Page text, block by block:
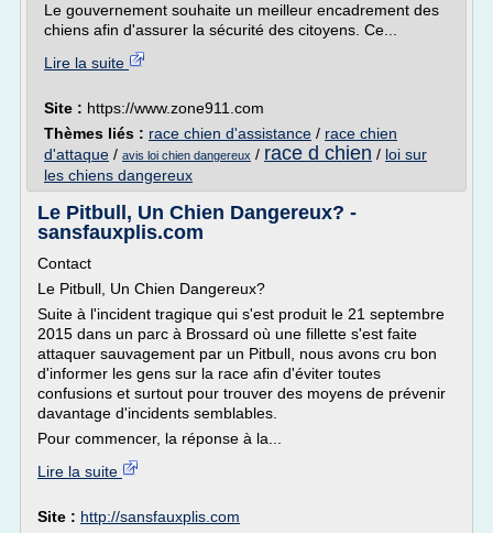
Le gouvernement souhaite un meilleur encadrement des
chiens afin d'assurer la sécurité des citoyens. Ce...
Lire la suite
Site : https://www.zone911.com
Thèmes liés : race chien d'assistance / race chien
d'attaque / avis loi chien dangereux / race d chien / loi sur
les chiens dangereux
Le Pitbull, Un Chien Dangereux? -
sansfauxplis.com
Contact
Le Pitbull, Un Chien Dangereux?
Suite à l'incident tragique qui s'est produit le 21 septembre
2015 dans un parc à Brossard où une fillette s'est faite
attaquer sauvagement par un Pitbull, nous avons cru bon
d'informer les gens sur la race afin d'éviter toutes
confusions et surtout pour trouver des moyens de prévenir
davantage d'incidents semblables.
Pour commencer, la réponse à la...
Lire la suite
Site : http://sansfauxplis.com